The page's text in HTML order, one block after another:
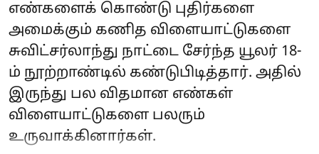
எண்களைக் கொண்டு புதிர்களை
அமைக்கும் கணித விளையாட்டுகளை
சுவிட்சர்லாந்து நாட்டை சேர்ந்த யூலர் 18-
ம் நூற்றாண்டில் கண்டுபிடித்தார். அதில்
இருந்து பல விதமான எண்கள்
விளையாட்டுகளை பலரும்
உருவாக்கினார்கள்.